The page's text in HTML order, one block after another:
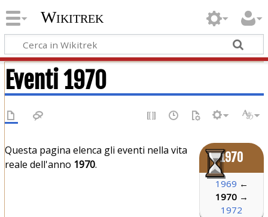
Wikitrek
Eventi 1970
1970
1969 ←
1970→
1972
Questa pagina elenca gli eventi nella vita
reale dell'anno 1970.